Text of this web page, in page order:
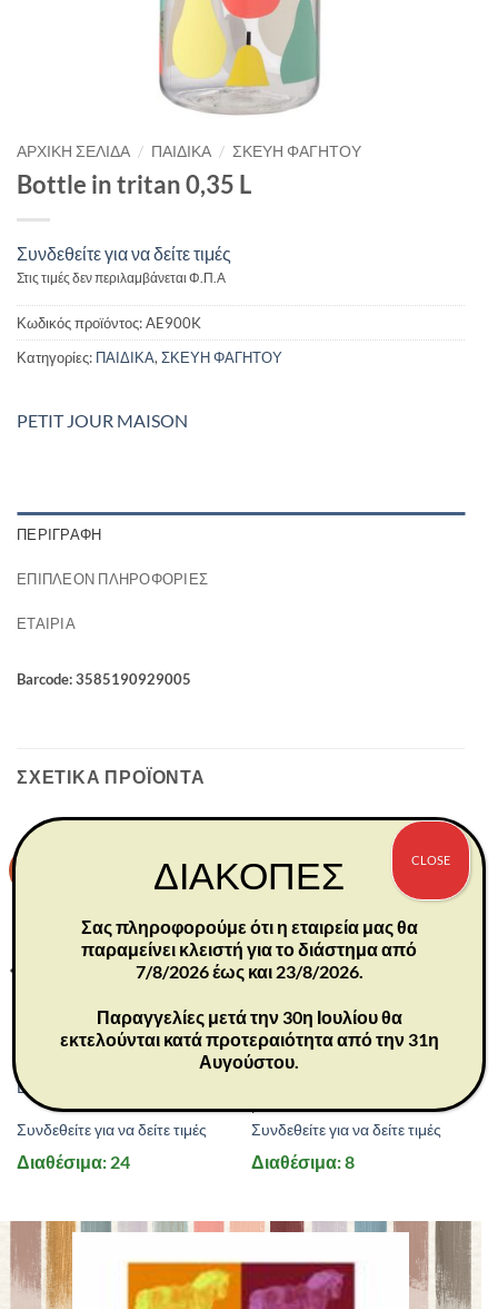
ΑΡΧΙΚΉ ΣΕΛΊΔΑ / ΠΑΙΔΙΚΑ / ΣΚΕΥΗ ΦΑΓΗΤΟΥ
Bottle in tritan 0,35 L
Συνδεθείτε για να δείτε τιμές
Στις τιμές δεν περιλαμβάνεται Φ.Π.Α
Κωδικός προϊόντος:AE900K
Κατηγορίες: ΠΑΙΔΙΚΑ,ΣΚΕΥΗ ΦΑΓΗΤΟΥ
PETIT JOUR MAISON
ΠΕΡΙΓΡΑΦΉ
ΕΠΙΠΛΈΟΝ ΠΛΗΡΟΦΟΡΊΕΣ
ΕΤΑΙΡΊΑ
Barcode: 3585190929005
ΣΧΕΤΙΚΆ ΠΡΟΪΌΝΤΑ
-30%
MD2087
ΕΠΙΤΡΑΠΕΖΙΑ
Logical Game Monster Fun
Συνδεθείτε για να δείτε τιμές
Διαθέσιμα: 24
-30%
MD3028
PUZZLES
pcs
Συνδεθείτε για να δείτε τιμές
Διαθέσιμα: 8
ΔΙΑΚΟΠΕΣ
Σας πληροφορούμε ότι η εταιρεία μας θα
παραμείνει κλειστή για το διάστημα από
7/8/2026 έως και 23/8/2026.
Παραγγελίες μετά την 30η Ιουλίου θα
εκτελούνται κατά προτεραιότητα από την 31η
Αυγούστου.
CLOSE